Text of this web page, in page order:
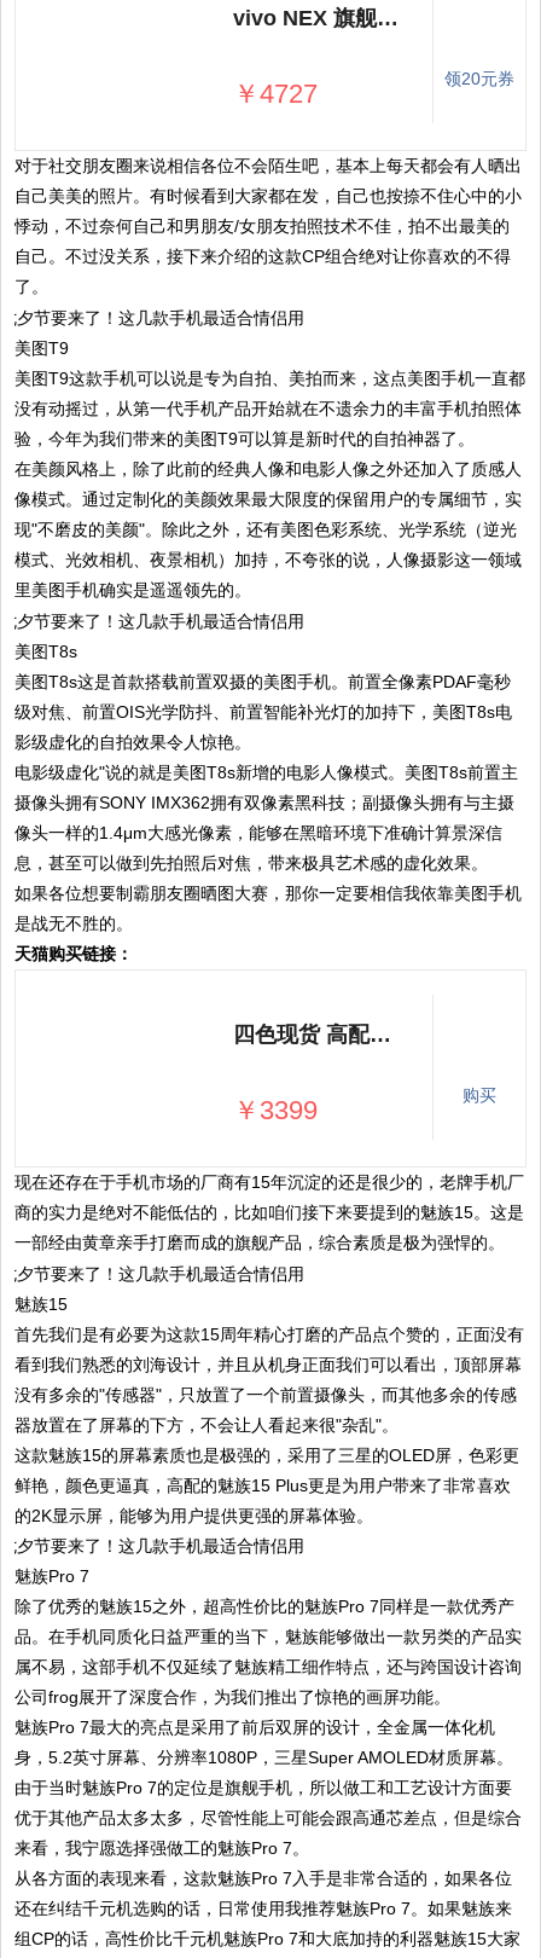
vivo NEX 旗舰版全面屏手机 vivonex旗舰版 限量版 高配版 正品全新机 vivonex官方旗舰店 nex手机vivo
￥4727 领20元券
对于社交朋友圈来说相信各位不会陌生吧，基本上每天都会有人晒出
自己美美的照片。有时候看到大家都在发，自己也按捺不住心中的小
悸动，不过奈何自己和男朋友/女朋友拍照技术不佳，拍不出最美的
自己。不过没关系，接下来介绍的这款CP组合绝对让你喜欢的不得
了。
美图T9
美图T9这款手机可以说是专为自拍、美拍而来，这点美图手机一直都
没有动摇过，从第一代手机产品开始就在不遗余力的丰富手机拍照体
验，今年为我们带来的美图T9可以算是新时代的自拍神器了。
在美颜风格上，除了此前的经典人像和电影人像之外还加入了质感人
像模式。通过定制化的美颜效果最大限度的保留用户的专属细节，实
现"不磨皮的美颜"。除此之外，还有美图色彩系统、光学系统（逆光
模式、光效相机、夜景相机）加持，不夸张的说，人像摄影这一领域
里美图手机确实是遥遥领先的。
美图T8s
美图T8s这是首款搭载前置双摄的美图手机。前置全像素PDAF毫秒
级对焦、前置OIS光学防抖、前置智能补光灯的加持下，美图T8s电
影级虚化的自拍效果令人惊艳。
电影级虚化"说的就是美图T8s新增的电影人像模式。美图T8s前置主
摄像头拥有SONY IMX362拥有双像素黑科技；副摄像头拥有与主摄
像头一样的1.4μm大感光像素，能够在黑暗环境下准确计算景深信
息，甚至可以做到先拍照后对焦，带来极具艺术感的虚化效果。
如果各位想要制霸朋友圈晒图大赛，那你一定要相信我依靠美图手机
是战无不胜的。
天猫购买链接：
四色现货 高配送礼盒+星月棒Meitu/美图 T9全网通4G官方正品全新款美图t9s网红自拍手机旗舰店官网t8s v6 m8s
￥3399 购买
现在还存在于手机市场的厂商有15年沉淀的还是很少的，老牌手机厂
商的实力是绝对不能低估的，比如咱们接下来要提到的魅族15。这是
一部经由黄章亲手打磨而成的旗舰产品，综合素质是极为强悍的。
魅族15
首先我们是有必要为这款15周年精心打磨的产品点个赞的，正面没有
看到我们熟悉的刘海设计，并且从机身正面我们可以看出，顶部屏幕
没有多余的"传感器"，只放置了一个前置摄像头，而其他多余的传感
器放置在了屏幕的下方，不会让人看起来很"杂乱"。
这款魅族15的屏幕素质也是极强的，采用了三星的OLED屏，色彩更
鲜艳，颜色更逼真，高配的魅族15 Plus更是为用户带来了非常喜欢
的2K显示屏，能够为用户提供更强的屏幕体验。
魅族Pro 7
除了优秀的魅族15之外，超高性价比的魅族Pro 7同样是一款优秀产
品。在手机同质化日益严重的当下，魅族能够做出一款另类的产品实
属不易，这部手机不仅延续了魅族精工细作特点，还与跨国设计咨询
公司frog展开了深度合作，为我们推出了惊艳的画屏功能。
魅族Pro 7最大的亮点是采用了前后双屏的设计，全金属一体化机
身，5.2英寸屏幕、分辨率1080P，三星Super AMOLED材质屏幕。
由于当时魅族Pro 7的定位是旗舰手机，所以做工和工艺设计方面要
优于其他产品太多太多，尽管性能上可能会跟高通芯差点，但是综合
来看，我宁愿选择强做工的魅族Pro 7。
从各方面的表现来看，这款魅族Pro 7入手是非常合适的，如果各位
还在纠结千元机选购的话，日常使用我推荐魅族Pro 7。如果魅族来
组CP的话，高性价比千元机魅族Pro 7和大底加持的利器魅族15大家